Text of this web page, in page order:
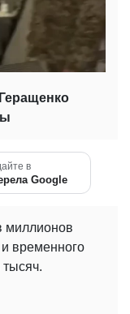
в
Google
миллионов
временного
тысяч.